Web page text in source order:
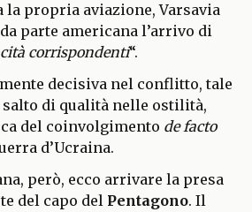
la propria aviazione, Varsavia
parte americana l’arrivo di
corrispondenti“.
decisiva nel conflitto, tale
di qualità nelle ostilità,
del coinvolgimento de facto
d’Ucraina.
però, ecco arrivare la presa
del capo del Pentagono. Il